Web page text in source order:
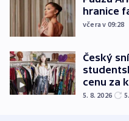
hranice
včera v 09:28
Český
cenu za
5. 8. 2026